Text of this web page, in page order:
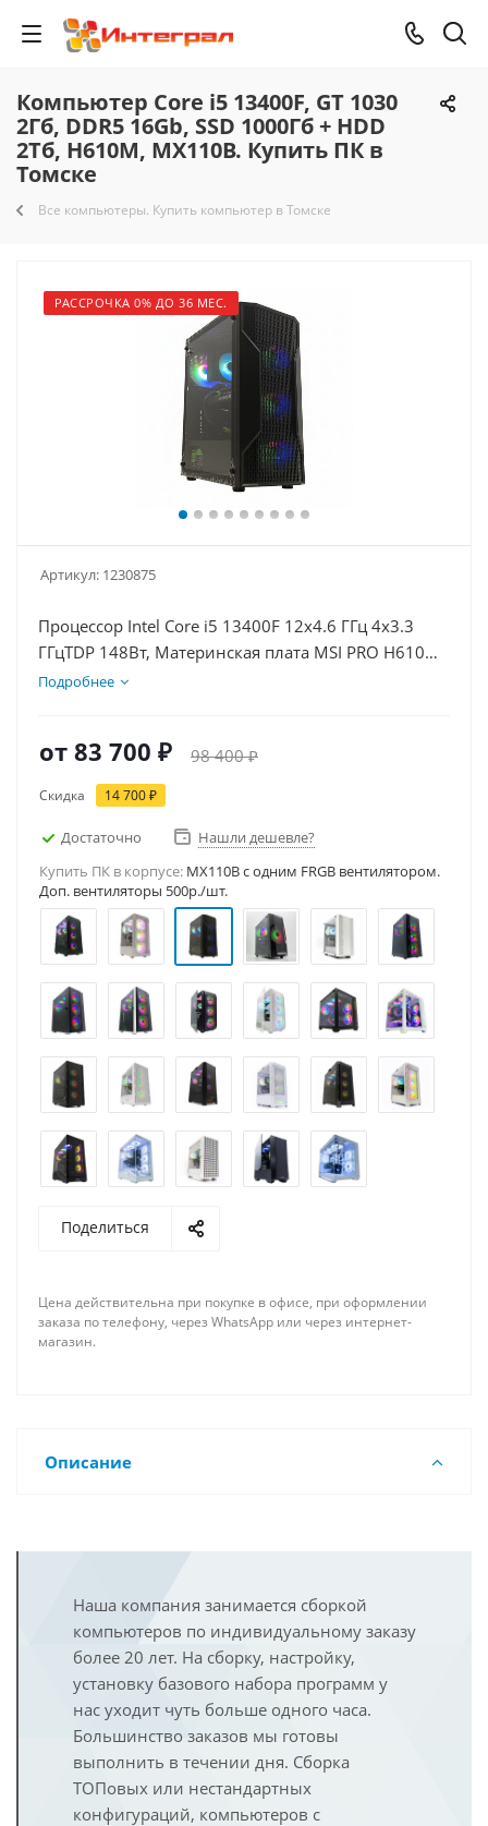
Компьютер Core i5 13400F, GT 1030
2Гб, DDR5 16Gb, SSD 1000Гб + HDD
2Тб, H610M, MX110B. Купить ПК в
Томске
Все компьютеры. Купить компьютер в Томске
РАССРОЧКА 0% ДО 36 МЕС.
Артикул: 1230875
Процессор Intel Core i5 13400F 12x4.6 ГГц 4x3.3
ГГцTDP 148Вт, Материнская плата MSI PRO H610M-
E D5, Видеокарта GT 1030 2Гб, Память DDR5 16Gb,
Подробнее
от 83 700 ₽ 98 400 ₽
Скидка 14 700 ₽
Достаточно
Нашли дешевле?
Купить ПК в корпусе: MX110B c одним FRGB вентилятором.
Доп. вентиляторы 500р./шт.
Поделиться
Цена действительна при покупке в офисе, при оформлении
заказа по телефону, через WhatsApp или через интернет-
магазин.
Описание
Наша компания занимается сборкой
компьютеров по индивидуальному заказу
более 20 лет. На сборку, настройку,
установку базового набора программ у
нас уходит чуть больше одного часа.
Большинство заказов мы готовы
выполнить в течении дня. Сборка
ТОПовых или нестандартных
конфигураций, компьютеров с